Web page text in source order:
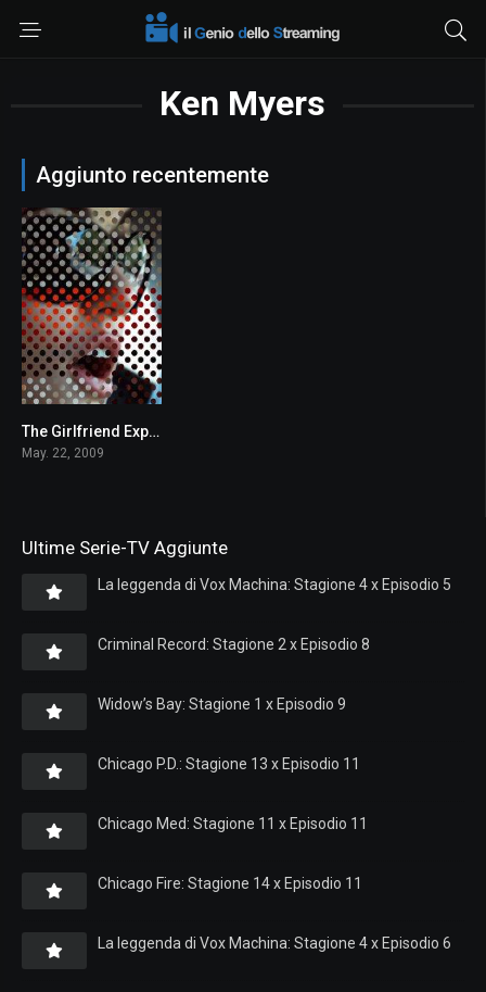
Ken Myers
Aggiunto recentemente
5.5The Girlfriend Experience
May. 22, 2009
Ultime Serie-TV Aggiunte
La leggenda di Vox Machina: Stagione 4 x Episodio 5
Criminal Record: Stagione 2 x Episodio 8
Widow’s Bay: Stagione 1 x Episodio 9
Chicago P.D.: Stagione 13 x Episodio 11
Chicago Med: Stagione 11 x Episodio 11
Chicago Fire: Stagione 14 x Episodio 11
La leggenda di Vox Machina: Stagione 4 x Episodio 6